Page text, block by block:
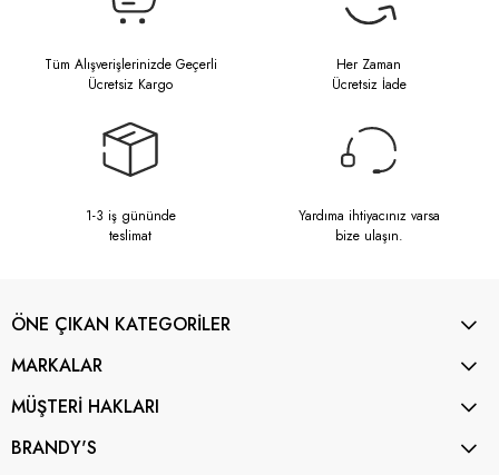
Tüm Alışverişlerinizde Geçerli
Ücretsiz Kargo
Her Zaman
Ücretsiz İade
1-3 iş gününde
teslimat
Yardıma ihtiyacınız varsa
bize ulaşın.
ÖNE ÇIKAN KATEGORİLER
MARKALAR
MÜŞTERİ HAKLARI
BRANDY'S